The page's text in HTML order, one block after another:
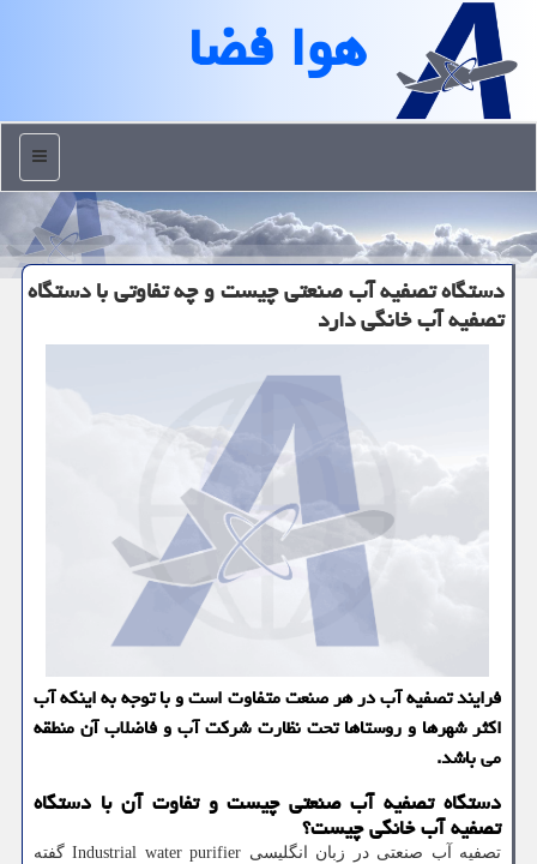
هوا فضا
منو
دستگاه تصفیه آب صنعتی چیست و چه تفاوتی با دستگاه
تصفیه آب خانگی دارد
فرایند تصفیه آب در هر صنعت متفاوت است و با توجه به اینکه آب
اکثر شهرها و روستاها تحت نظارت شرکت آب و فاضلاب آن منطقه
می باشد.
دستگاه تصفیه آب صنعتی چیست و تفاوت آن با دستگاه
تصفیه آب خانگی چیست؟
تصفیه آب صنعتی در زبان انگلیسی Industrial water purifierگفته